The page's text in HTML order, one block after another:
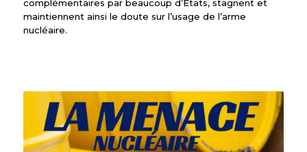
complémentaires par beaucoup d’États, stagnent et
maintiennent ainsi le doute sur l’usage de l’arme
nucléaire.